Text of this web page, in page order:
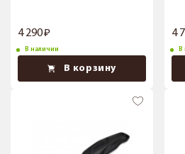
4 290
В наличии
В корзину
4
В